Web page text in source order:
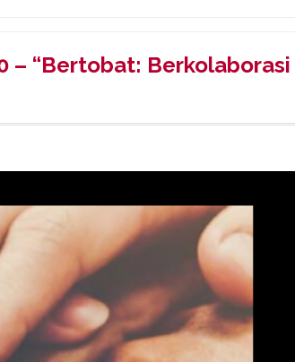
– “Bertobat: Berkolaborasi